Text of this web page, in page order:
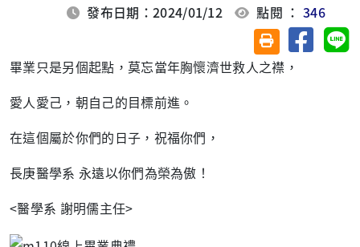
發布日期：2024/01/12 點閱 ：346
友善列印(另開視
分享至
畢業只是另個起點，莫忘當年胸懷濟世救人之襟，
愛人愛己，朝自己的目標前進。
在這個屬於你們的日子，祝福你們，
長庚醫學系 永遠以你們為榮為傲！
<醫學系 謝明儒主任>